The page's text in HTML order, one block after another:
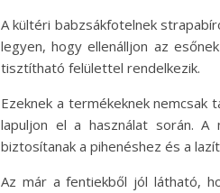
A kültéri babzsákfotelnek
legyen, hogy ellenálljon az
tisztítható felülettel rendelkezik.
Ezeknek a termékeknek
lapuljon el a használat során. A
biztosítanak a pihenéshez és a
Az már a fentiekből jól látható,